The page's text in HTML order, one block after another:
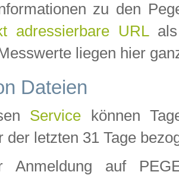
zu den
adressierbare URLals
liegen hier
Dateien
Service können
der letzten 31 Tage
Anmeldung auf